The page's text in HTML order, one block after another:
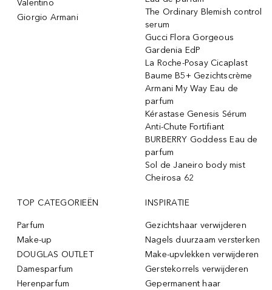
Valentino
Giorgio Armani
The Ordinary Blemish control
serum
Gucci Flora Gorgeous
Gardenia EdP
La Roche-Posay Cicaplast
Baume B5+ Gezichtscrème
Armani My Way Eau de
parfum
Kérastase Genesis Sérum
Anti-Chute Fortifiant
BURBERRY Goddess Eau de
parfum
Sol de Janeiro body mist
Cheirosa 62
TOP CATEGORIEËN
Parfum
Make-up
DOUGLAS OUTLET
Damesparfum
Herenparfum
INSPIRATIE
Gezichtshaar verwijderen
Nagels duurzaam versterken
Make-upvlekken verwijderen
Gerstekorrels verwijderen
Gepermanent haar